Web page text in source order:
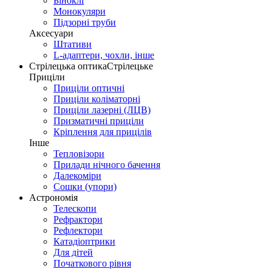
Монокуляри
Підзорні труби
Аксесуари
Штативи
L-адаптери, чохли, інше
Стрілецька оптикаСтрілецьке
Приціли
Приціли оптичні
Приціли коліматорні
Приціли лазерні (ЛЦВ)
Призматичні приціли
Кріплення для прицілів
Інше
Тепловізори
Прилади нічного бачення
Далекоміри
Сошки (упори)
Астрономія
Телескопи
Рефрактори
Рефлектори
Катадіоптрики
Для дітей
Початкового рівня